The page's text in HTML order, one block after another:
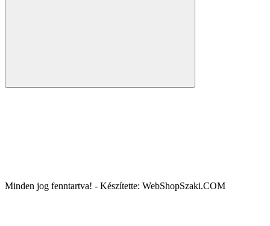
Minden jog fenntartva! - Készítette: WebShopSzaki.COM